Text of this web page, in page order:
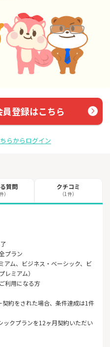
登録はこちら
らからログイン
質問
）
クチコミ
（1件）
プラン
アム、ビジネス・ベーシック、ビ
ミアム）
利用になる方
約をされた場合、条件達成は1件
クプランを12ヶ月契約いただい